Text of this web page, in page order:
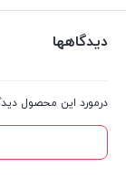
دیدگاهها
درمورد این محصول